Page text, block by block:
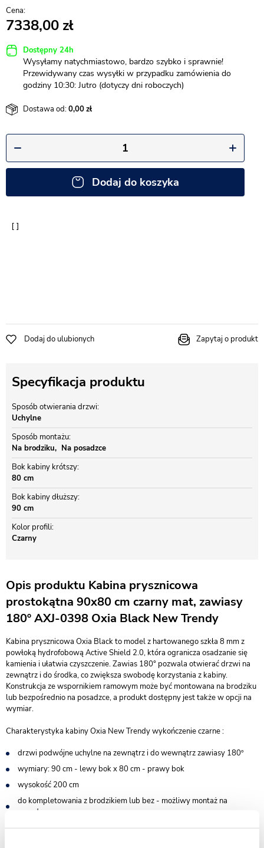
7338,00
Dostępny 24h
Wysyłamy natychmiastowo, bardzo szybko i sprawnie!
Przewidywany czas wysyłki w przypadku zamówienia do
godziny 10:30: Jutro (dotyczy dni roboczych)
Dostawa od:0,00
Dodaj do koszyka
Dodaj do ulubionych Zapytaj o produkt
Specyfikacja produktu
Sposób otwierania drzwi
Uchylne
Sposób montażu
Na brodziku
Na posadzce
Bok kabiny krótszy
80 cm
Bok kabiny dłuższy
90 cm
Kolor profili
Czarny
Opis produktu Kabina prysznicowa
prostokątna 90x80 cm czarny mat, zawiasy
180º AXJ-0398 Oxia Black New Trendy
Kabina prysznicowa Oxia Black to model z hartowanego szkła 8 mm z
powłoką hydrofobową Active Shield 2.0, która ogranicza osadzanie się
kamienia i ułatwia czyszczenie. Zawias 180° pozwala otwierać drzwi na
zewnątrz i do środka, co zwiększa swobodę korzystania z kabiny.
Konstrukcja ze wspornikiem ramowym może być montowana na brodziku
lub bezpośrednio na posadzce, a produkt dostępny jest także w opcji na
wymiar.
Charakterystyka kabiny Oxia New Trendy wykończenie czarne :
drzwi podwójne uchylne na zewnątrz i do wewnątrz zawiasy 180º
wymiary: 90 cm - lewy bok x 80 cm - prawy bok
wysokość 200 cm
do kompletowania z brodzikiem lub bez - możliwy montaż na
posadzce
wsporniki równoległe do krawędzi szyby